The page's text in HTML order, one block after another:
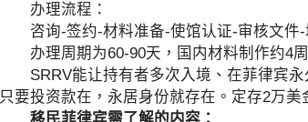
办理流程：
咨询-签约-材料准备-使馆认证-审核文件-
办理周期为60-90天，国内材料制作约4周
SRRV能让持有者多次入境、在菲律宾永
只要投资款在，永居身份就存在。定存2万
移民菲律宾需了解的内容：